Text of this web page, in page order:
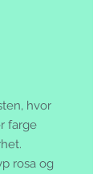
hvor
farge
rosa og